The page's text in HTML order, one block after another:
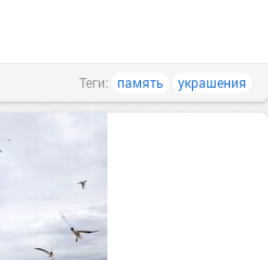
Теги: память украшения